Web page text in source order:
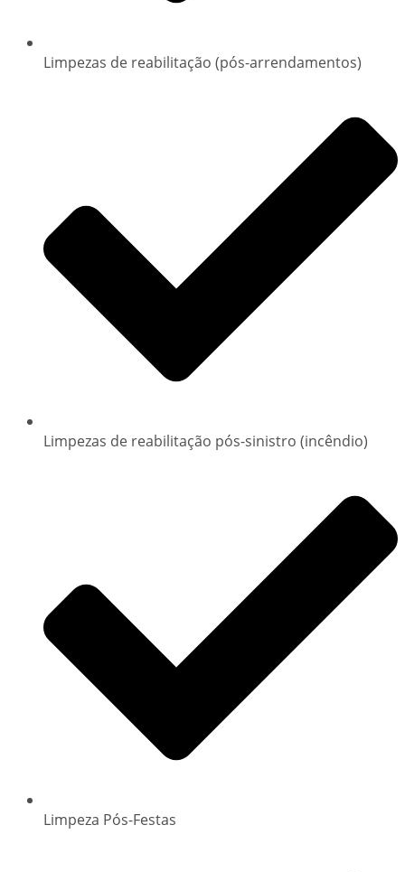
Limpezas de reabilitação (pós-arrendamentos)
Limpezas de reabilitação pós-sinistro (incêndio)
Limpeza Pós-Festas